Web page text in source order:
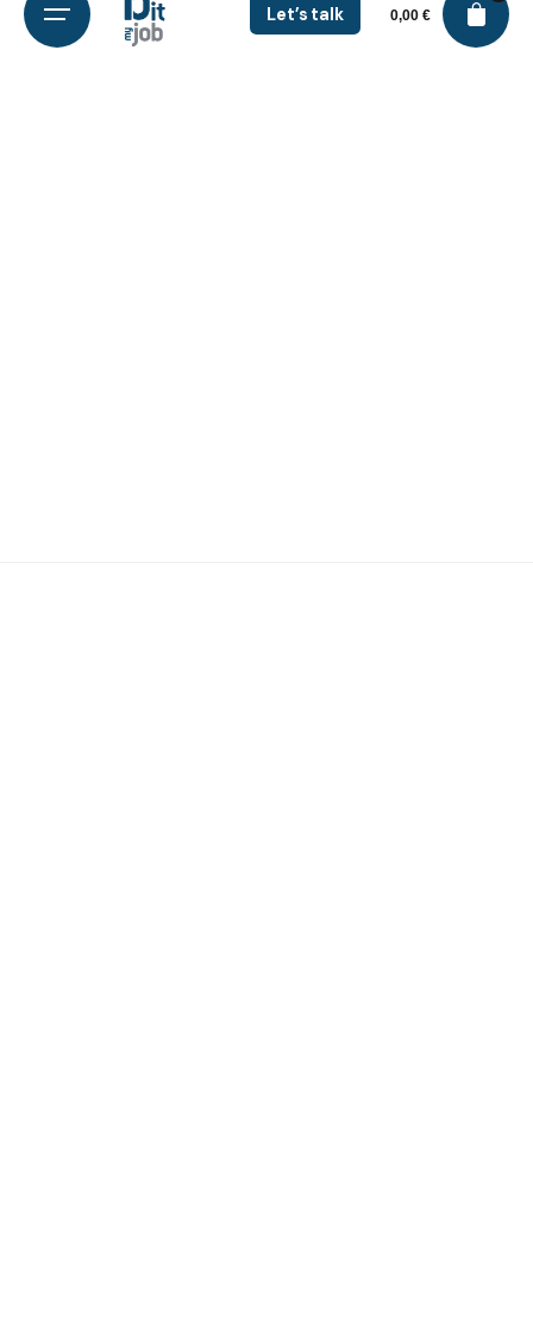
Let’s talk 0,00€